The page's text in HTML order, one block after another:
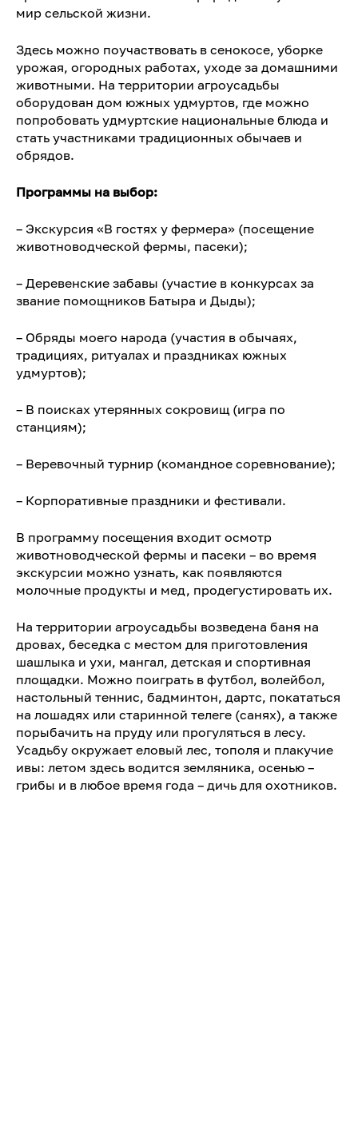
мир сельской жизни.
Здесь можно поучаствовать в сенокосе, уборке
урожая, огородных работах, уходе за домашними
животными. На территории агроусадьбы
оборудован дом южных удмуртов, где можно
попробовать удмуртские национальные блюда и
стать участниками традиционных обычаев и
обрядов.
Программы на выбор:
– Экскурсия «В гостях у фермера» (посещение
животноводческой фермы, пасеки);
– Деревенские забавы (участие в конкурсах за
звание помощников Батыра и Дыды);
– Обряды моего народа (участия в обычаях,
традициях, ритуалах и праздниках южных
удмуртов);
– В поисках утерянных сокровищ (игра по
станциям);
– Веревочный турнир (командное соревнование);
– Корпоративные праздники и фестивали.
В программу посещения входит осмотр
животноводческой фермы и пасеки – во время
экскурсии можно узнать, как появляются
молочные продукты и мед, продегустировать их.
На территории агроусадьбы возведена баня на
дровах, беседка с местом для приготовления
шашлыка и ухи, мангал, детская и спортивная
площадки. Можно поиграть в футбол, волейбол,
настольный теннис, бадминтон, дартс, покататься
на лошадях или старинной телеге (санях), а также
порыбачить на пруду или прогуляться в лесу.
Усадьбу окружает еловый лес, тополя и плакучие
ивы: летом здесь водится земляника, осенью –
грибы и в любое время года – дичь для охотников.